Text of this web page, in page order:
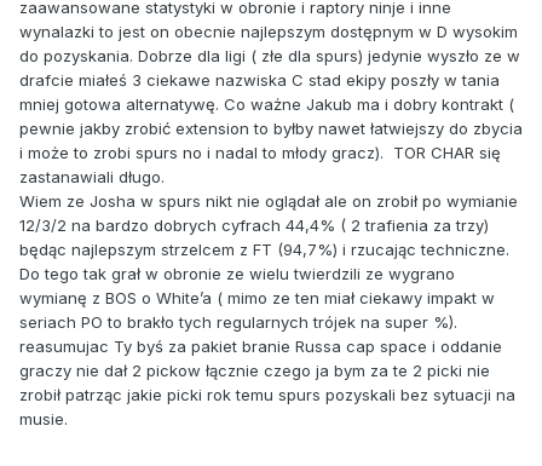
zaawansowane statystyki w obronie i raptory ninje i inne
wynalazki to jest on obecnie najlepszym dostępnym w D wysokim
do pozyskania. Dobrze dla ligi ( złe dla spurs) jedynie wyszło ze w
drafcie miałeś 3 ciekawe nazwiska C stad ekipy poszły w tania
mniej gotowa alternatywę. Co ważne Jakub ma i dobry kontrakt (
pewnie jakby zrobić extension to byłby nawet łatwiejszy do zbycia
i może to zrobi spurs no i nadal to młody gracz). TOR CHAR się
zastanawiali długo.
Wiem ze Josha w spurs nikt nie oglądał ale on zrobił po wymianie
12/3/2 na bardzo dobrych cyfrach 44,4% ( 2 trafienia za trzy)
będąc najlepszym strzelcem z FT (94,7%) i rzucając techniczne.
Do tego tak grał w obronie ze wielu twierdzili ze wygrano
wymianę z BOS o White’a ( mimo ze ten miał ciekawy impakt w
seriach PO to brakło tych regularnych trójek na super %).
reasumujac Ty byś za pakiet branie Russa cap space i oddanie
graczy nie dał 2 pickow łącznie czego ja bym za te 2 picki nie
zrobił patrząc jakie picki rok temu spurs pozyskali bez sytuacji na
musie.